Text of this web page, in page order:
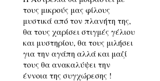
τους μικρούς μας φίλους
μυστικά από τον πλανήτη της,
θα τους χαρίσει στιγμές γέλιου
και μυστηρίου, θα τους μιλήσει
για την αγάπη αλλά και μαζί
τους θα ανακαλύψει την
έννοια της συγχώρεσης !